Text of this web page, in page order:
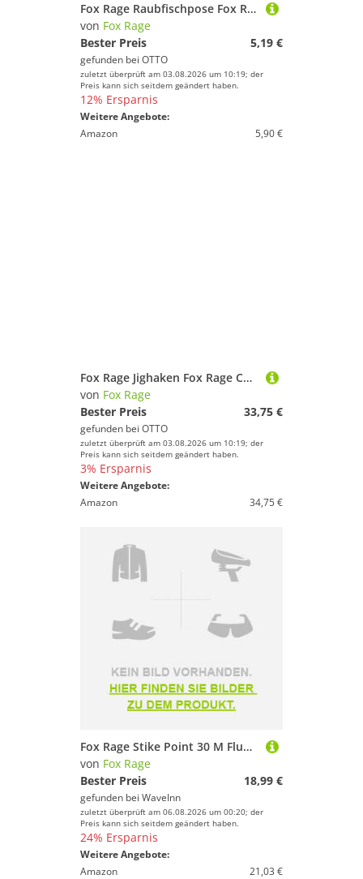
Fox Rage Raubfischpose Fox Rage Predator HD Trolling Raubfischpose
von Fox Rage
Bester Preis
5,19 €
gefunden bei OTTO
zuletzt überprüft am 03.08.2026 um 10:19; der
Preis kann sich seitdem geändert haben.
12% Ersparnis
Weitere Angebote:
Amazon
5,90 €
Fox Rage Jighaken Fox Rage Corkscrew Round Jig Heads Bulk - 25 Schraubköpfe
von Fox Rage
Bester Preis
33,75 €
gefunden bei OTTO
zuletzt überprüft am 03.08.2026 um 10:19; der
Preis kann sich seitdem geändert haben.
3% Ersparnis
Weitere Angebote:
Amazon
34,75 €
Fox Rage Stike Point 30 M Fluorocarbon Durchsichtig 79.37 Lbs
von Fox Rage
Bester Preis
18,99 €
gefunden bei WaveInn
zuletzt überprüft am 06.08.2026 um 00:20; der
Preis kann sich seitdem geändert haben.
24% Ersparnis
Weitere Angebote:
Amazon
21,03 €